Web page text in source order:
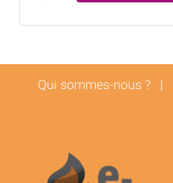
Qui sommes-nous ? |